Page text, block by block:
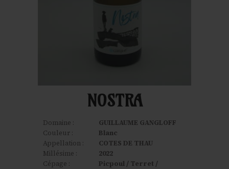
NOSTRA
Domaine :
GUILLAUME GANGLOFF
Couleur :
Blanc
Appellation :
COTES DE THAU
Millésime :
2022
Cépage :
Picpoul / Terret /